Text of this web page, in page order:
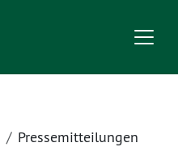
Pressemitteilungen